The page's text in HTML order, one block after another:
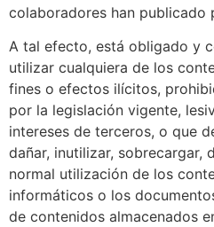
colaboradores han publicado
A tal efecto, está obligado y
utilizar cualquiera de los
fines o efectos ilícitos,
por la legislación vigente,
intereses de terceros, o que
dañar, inutilizar, sobrecargar,
normal utilización de los
informáticos o los
de contenidos almacenados